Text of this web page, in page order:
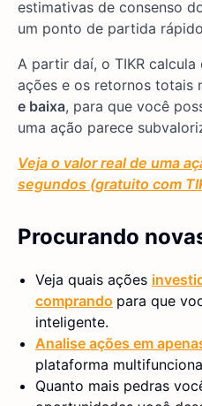
estimativas de consenso
um ponto de partida
A partir daí, o TIKR
ações e os retornos totais
e baixa, para que você
uma ação parece
Veja o valor real de uma
segundos (gratuito com
Procurando
Veja quais ações
comprando para que
inteligente.
Analise ações em
plataforma
Quanto mais pedras